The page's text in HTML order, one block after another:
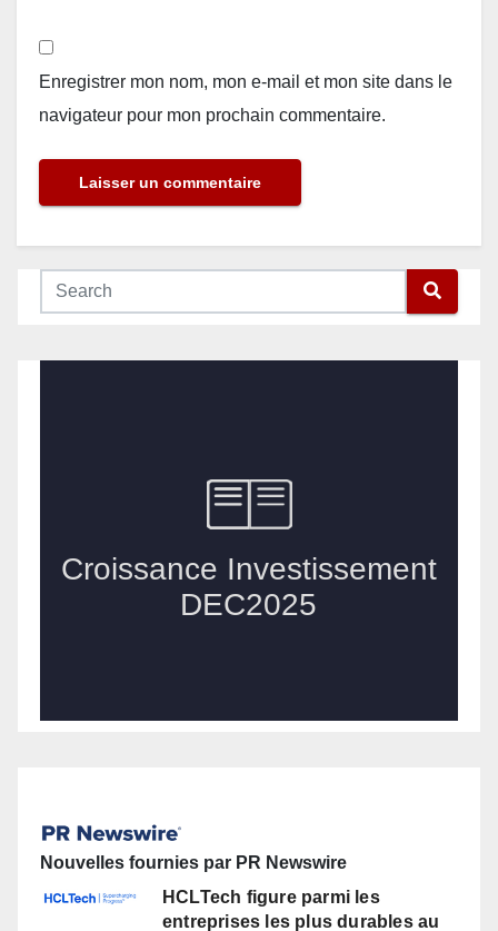
Enregistrer mon nom, mon e-mail et mon site dans le
navigateur pour mon prochain commentaire.
Nouvelles fournies par PR Newswire
HCLTech figure parmi les
entreprises les plus durables au